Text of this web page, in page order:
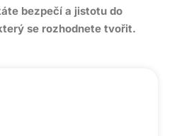
bezpečí a jistotu do
se rozhodnete tvořit.